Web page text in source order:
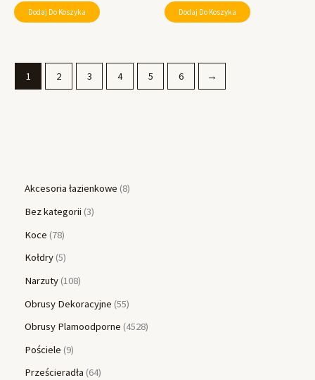
Akcesoria łazienkowe 8
Bez kategorii 3
Koce 78
Kołdry 5
Narzuty 108
Obrusy Dekoracyjne 55
Obrusy Plamoodporne 4528
Pościele 9
Prześcieradła 64
Dodaj Do Koszyka Dodaj Do Koszyka
1 2 3 4 5 6 →